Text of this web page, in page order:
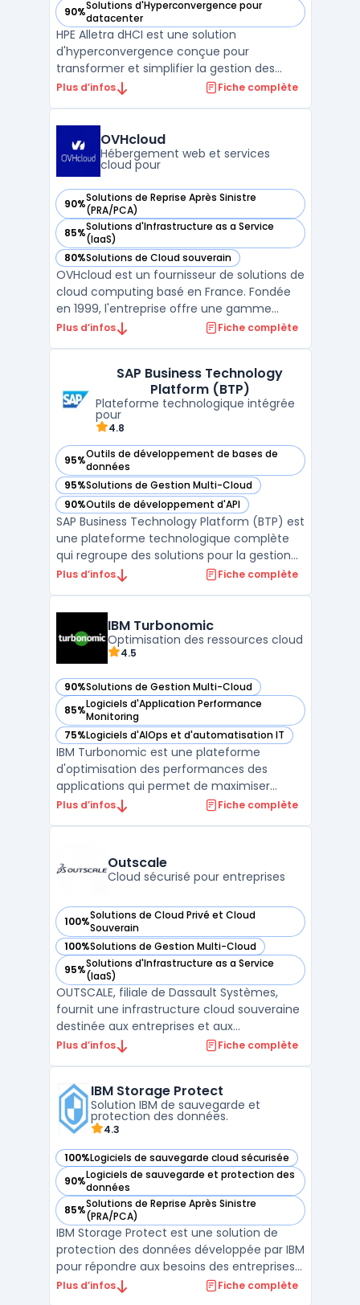
90%Solutions d'Hyperconvergence pour
datacenter
— voir HPE Alletra dHCI dans cette catégorie
HPE Alletra dHCI est une solution
d'hyperconvergence conçue pour
transformer et simplifier la gestion des
infrastructures IT. En intégrant les capacités
optimisée et une sécur ...
Plus d’infos Fiche complète
OVHcloud
Hébergement web et services
cloud pour
90%Solutions de Reprise Après Sinistre
(PRA/PCA)
— voir OVHcloud dans cette catégorie
85%Solutions d'Infrastructure as a Service
(IaaS)
— voir OVHcloud dans cette catégorie
80%Solutions de Cloud souverain
— voir OVHcloud dans cette catégorie
OVHcloud est un fournisseur de solutions de
cloud computing basé en France. Fondée
en 1999, l'entreprise offre une gamme
complète de services cloud, y compris des
gestion de projets. La plateforme cloud
d'OVHcloud est co ...
Plus d’infos Fiche complète
SAP Business Technology
Platform (BTP)
Plateforme technologique intégrée
pour
4.8
95%Outils de développement de bases de
données
— voir SAP Business Technology Platform (BTP) dans cette
95%Solutions de Gestion Multi-Cloud
— voir SAP Business Technology Platform (BTP) dans cette
90%Outils de développement d'API
— voir SAP Business Technology Platform (BTP) dans cette
SAP Business Technology Platform (BTP) est
une plateforme technologique complète
qui regroupe des solutions pour la gestion
des données, l'intégration des systèmes, le
entreprises de connecter leurs systèmes
métiers, d’auto ...
Plus d’infos Fiche complète
IBM Turbonomic
Optimisation des ressources cloud
4.5
90%Solutions de Gestion Multi-Cloud
— voir IBM Turbonomic dans cette catégorie
85%Logiciels d'Application Performance
Monitoring
— voir IBM Turbonomic dans cette catégorie
75%Logiciels d'AIOps et d'automatisation IT
— voir IBM Turbonomic dans cette catégorie
IBM Turbonomic est une plateforme
d'optimisation des performances des
applications qui permet de maximiser
l'efficacité des ressources en automatisant
infrastructures, Turbonomic prend des
mesures automatisées pour équilibre ...
Plus d’infos Fiche complète
Outscale
Cloud sécurisé pour entreprises
100%Solutions de Cloud Privé et Cloud
Souverain
— voir Outscale dans cette catégorie
100%Solutions de Gestion Multi-Cloud
— voir Outscale dans cette catégorie
95%Solutions d'Infrastructure as a Service
(IaaS)
— voir Outscale dans cette catégorie
OUTSCALE, filiale de Dassault Systèmes,
fournit une infrastructure cloud souveraine
destinée aux entreprises et aux
organisations publiques. Sa plateforme
données en conformité avec le RGPD.
L’ensemble des services propos ...
Plus d’infos Fiche complète
IBM Storage Protect
Solution IBM de sauvegarde et
protection des données.
4.3
100%Logiciels de sauvegarde cloud sécurisée
— voir IBM Storage Protect dans cette catégorie
90%Logiciels de sauvegarde et protection des
données
— voir IBM Storage Protect dans cette catégorie
85%Solutions de Reprise Après Sinistre
(PRA/PCA)
— voir IBM Storage Protect dans cette catégorie
IBM Storage Protect est une solution de
protection des données développée par IBM
pour répondre aux besoins des entreprises
en matière de sauvegarde, de récupération
Plus d’infos Fiche complète